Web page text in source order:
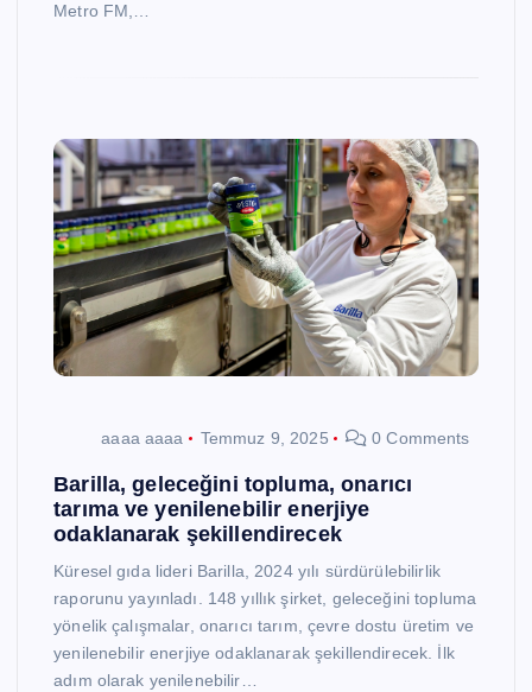
Metro FM,…
aaaa aaaa Temmuz 9, 2025 0 Comments
Barilla, geleceğini topluma, onarıcı
tarıma ve yenilenebilir enerjiye
odaklanarak şekillendirecek
Küresel gıda lideri Barilla, 2024 yılı sürdürülebilirlik
raporunu yayınladı. 148 yıllık şirket, geleceğini topluma
yönelik çalışmalar, onarıcı tarım, çevre dostu üretim ve
yenilenebilir enerjiye odaklanarak şekillendirecek. İlk
adım olarak yenilenebilir…